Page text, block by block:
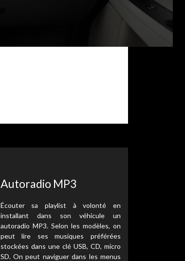
Autoradio MP3
Écouter sa playlist à volonté en
installant dans son véhicule un
autoradio MP3. Selon les modèles, on
peut lire ses musiques préférées
stockées dans une clé USB, CD, micro
SD. On peut naviguer dans les menus